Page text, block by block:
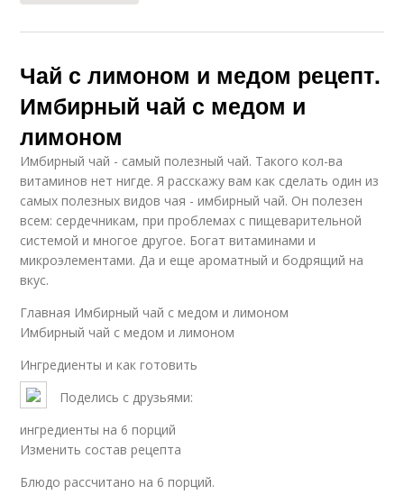
Чай с лимоном и медом рецепт.
Имбирный чай с медом и
лимоном
Имбирный чай - самый полезный чай. Такого кол-ва
витаминов нет нигде. Я расскажу вам как сделать один из
самых полезных видов чая - имбирный чай. Он полезен
всем: сердечникам, при проблемах с пищеварительной
системой и многое другое. Богат витаминами и
микроэлементами. Да и еще ароматный и бодрящий на
вкус.
Главная Имбирный чай с медом и лимоном
Имбирный чай с медом и лимоном
Ингредиенты и как готовить
Поделись с друзьями:
ингредиенты на 6 порций
Изменить состав рецепта
Блюдо рассчитано на 6 порций.